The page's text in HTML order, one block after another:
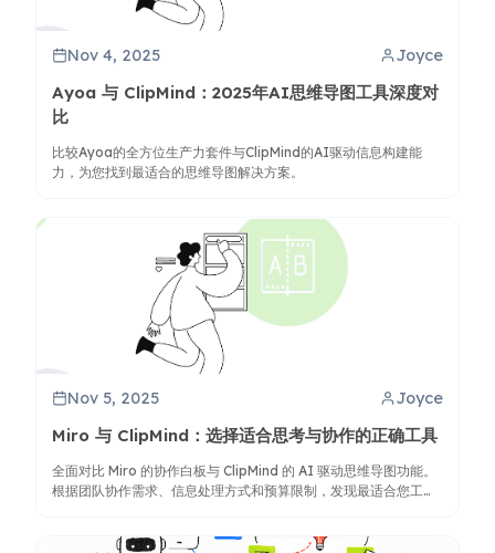
Nov 4, 2025 Joyce
Ayoa 与 ClipMind：2025年AI思维导图工具深度对
比
比较Ayoa的全方位生产力套件与ClipMind的AI驱动信息构建能
力，为您找到最适合的思维导图解决方案。
Nov 5, 2025 Joyce
Miro 与 ClipMind：选择适合思考与协作的正确工具
全面对比 Miro 的协作白板与 ClipMind 的 AI 驱动思维导图功能。
根据团队协作需求、信息处理方式和预算限制，发现最适合您工作